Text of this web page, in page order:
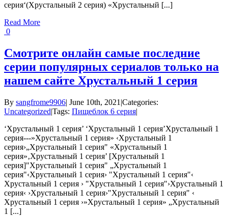
серия‘(Хрустальный 2 серия) «Хрустальный [...]
Read More
0
Смотрите онлайн самые последние
серии популярных сериалов только на
нашем сайте Хрустальный 1 серия
By sangfrome9906| June 10th, 2021 |Categories:
Uncategorized|Tags: Пищеблок 6 серия|
‘Хрустальный 1 серия’ ‘Хрустальный 1 серия’Хрустальный 1
серия---»Хрустальный 1 серия» ‹Хрустальный 1
серия›„Хрустальный 1 серия" «Хрустальный 1
серия»‚Хрустальный 1 серия’ [Хрустальный 1
серия]"Хрустальный 1 серия" „Хрустальный 1
серия"‹Хрустальный 1 серия› "Хрустальный 1 серия"‹
Хрустальный 1 серия › "Хрустальный 1 серия"›Хрустальный 1
серия‹ ›Хрустальный 1 серия›"Хрустальный 1 серия" ‹
Хрустальный 1 серия ›»Хрустальный 1 серия» „Хрустальный
1 [...]